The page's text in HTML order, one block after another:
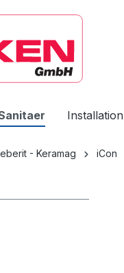
springen
Installation
- Keramag iCon